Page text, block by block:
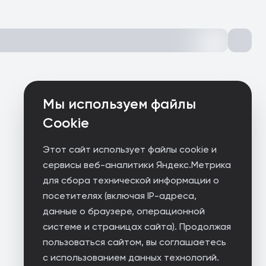
Мы используем файлы
Cookie
Этот сайт использует файлы cookie и
сервисы веб-аналитики Яндекс.Метрика
для сбора технической информации о
посетителях (включая IP-адреса,
данные о браузере, операционной
системе и страницах сайта). Продолжая
пользоваться сайтом, вы соглашаетесь
с использованием данных технологий.